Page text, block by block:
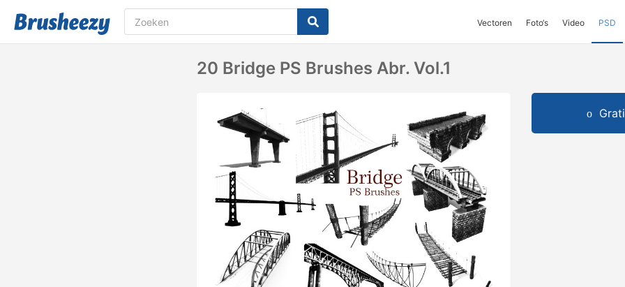
Vectoren Foto‘s Video PSD
20 Bridge PS Brushes Abr. Vol.1